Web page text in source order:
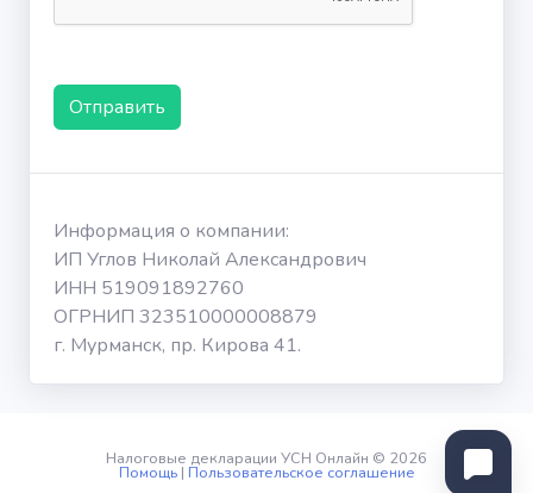
Отправить
Информация о компании:
ИП Углов Николай Александрович
ИНН 519091892760
ОГРНИП 323510000008879
г. Мурманск, пр. Кирова 41.
Налоговые декларации УСН Онлайн © 2026
Помощь| Пользовательское соглашение